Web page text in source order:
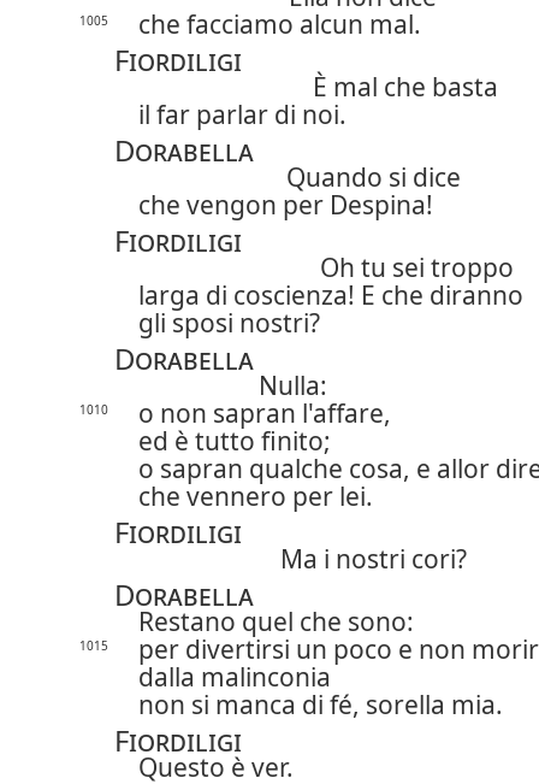
1005 che facciamo alcun mal.
Fiordiligi
È mal che basta
il far parlar di noi.
Dorabella
Quando si dice
che vengon per Despina!
Fiordiligi
Oh tu sei troppo
larga di coscienza! E che diranno
gli sposi nostri?
Dorabella
Nulla:
1010
o non sapran l'affare,
ed è tutto finito;
o sapran qualche cosa, e allor
che vennero per lei.
Fiordiligi
Ma i nostri cori?
Dorabella
Restano quel che sono:
1015
per divertirsi un poco e non
dalla malinconia
non si manca di fé, sorella mia.
Fiordiligi
Questo è ver.